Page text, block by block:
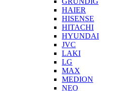
HAIER
HISENSE
HITACHI
HYUNDAI
JVC
LAKI
LG
MAX
MEDION
NEO